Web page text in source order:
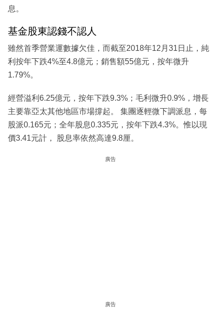
息。
基金股東認錢不認人
雖然首季營業運數據欠佳，而截至2018年12月31日止，純
利按年下跌4%至4.8億元；銷售額55億元，按年微升
1.79%。
經營溢利6.25億元，按年下跌9.3%；毛利微升0.9%，增長
主要靠亞太其他地區市場撐起。 集團逐輕微下調派息，每
股派0.165元；全年股息0.335元，按年下跌4.3%。惟以現
價3.41元計， 股息率依然高達9.8厘。
廣告
廣告